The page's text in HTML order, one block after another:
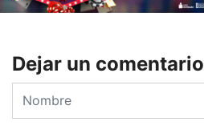
Dejar un comentario